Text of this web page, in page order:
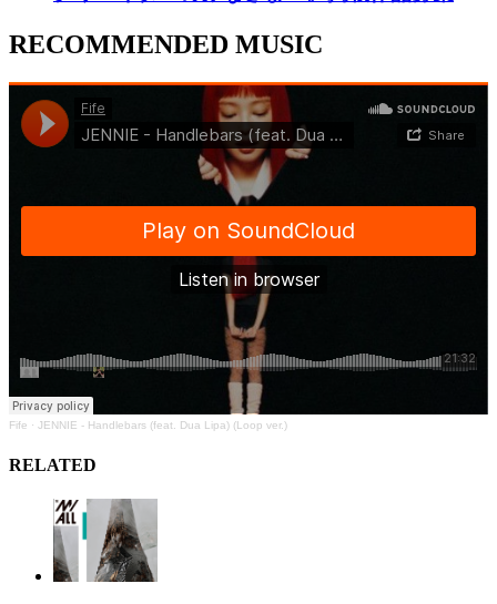
RECOMMENDED MUSIC
Fife · JENNIE - Handlebars (feat. Dua Lipa) (Loop ver.)
RELATED